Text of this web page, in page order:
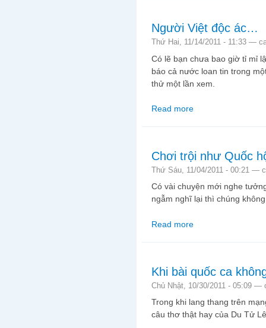
Người Việt độc ác…
Thứ Hai, 11/14/2011 - 11:33 —
Có lẽ bạn chưa bao giờ tỉ mỉ
báo cả nước loan tin trong
thử một lần xem.
Read more
Chơi trội như Quốc
Thứ Sáu, 11/04/2011 - 00:21 —
Có vài chuyện mới nghe
ngẫm nghĩ lại thì chúng
Read more
Khi bài quốc ca
Chủ Nhật, 10/30/2011 - 05:09 —
Trong khi lang thang trên
câu thơ thật hay của Du Tử